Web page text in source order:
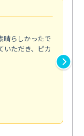
晴らしかったで
いただき、ピカ